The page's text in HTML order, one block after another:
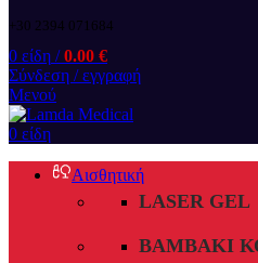
+30 2394 071684
0 είδη / 0.00 €
Σύνδεση / εγγραφή
Μενού
0 είδη
Αισθητική
LASER GEL
ΒΑΜΒΆΚΙ